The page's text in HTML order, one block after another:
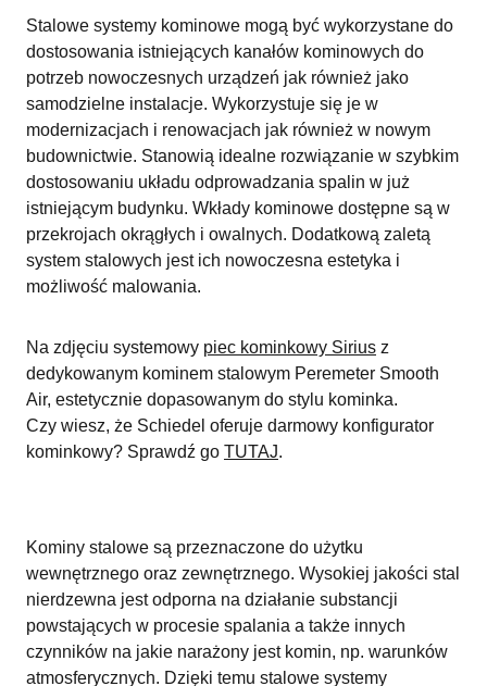
Stalowe systemy kominowe mogą być wykorzystane do
dostosowania istniejących kanałów kominowych do
potrzeb nowoczesnych urządzeń jak również jako
samodzielne instalacje. Wykorzystuje się je w
modernizacjach i renowacjach jak również w nowym
budownictwie. Stanowią idealne rozwiązanie w szybkim
dostosowaniu układu odprowadzania spalin w już
istniejącym budynku. Wkłady kominowe dostępne są w
przekrojach okrągłych i owalnych. Dodatkową zaletą
system stalowych jest ich nowoczesna estetyka i
możliwość malowania.
Na zdjęciu systemowy piec kominkowy Sirius z
dedykowanym kominem stalowym Peremeter Smooth
Air, estetycznie dopasowanym do stylu kominka.
Czy wiesz, że Schiedel oferuje darmowy konfigurator
kominkowy? Sprawdź go TUTAJ.
Kominy stalowe są przeznaczone do użytku
wewnętrznego oraz zewnętrznego. Wysokiej jakości stal
nierdzewna jest odporna na działanie substancji
powstających w procesie spalania a także innych
czynników na jakie narażony jest komin, np. warunków
atmosferycznych. Dzięki temu stalowe systemy